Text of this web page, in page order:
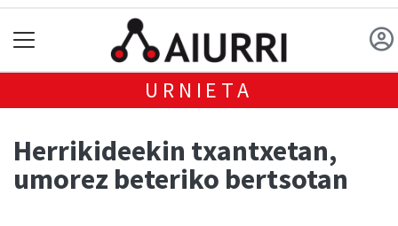
URNIETA
Herrikideekin txantxetan,
umorez beteriko bertsotan